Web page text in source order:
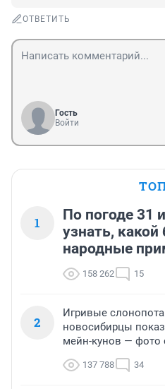
ОТВЕТИТЬ
Гость
Войти
1
По погоде 31
узнать,
народные
158 262 15
2
Игривые
новосибирцы
мейн-кунов — фото
137 788 34